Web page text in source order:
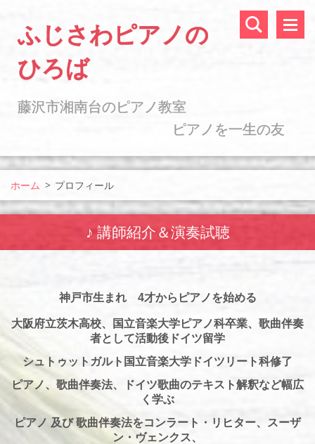
ふじさわピアノの
ひろば
藤沢市湘南台のピアノ教室
ピアノを一生の友
に ♪
ホーム > プロフィール
♪ 講師紹介＆演奏試聴
神戸市生まれ 4才からピアノを始める
大阪府立茨木高校、国立音楽大学ピアノ科卒業、歌曲伴奏
者として活動後ドイツ留学
シュトゥットガルト国立音楽大学ドイツリート科修了
ピアノ、歌曲伴奏法、ドイツ歌曲のテキスト解釈など幅広
く学ぶ
ピアノ 及び 歌曲伴奏法をコンラート・リヒター、スーザ
ン・ヴェンクス、